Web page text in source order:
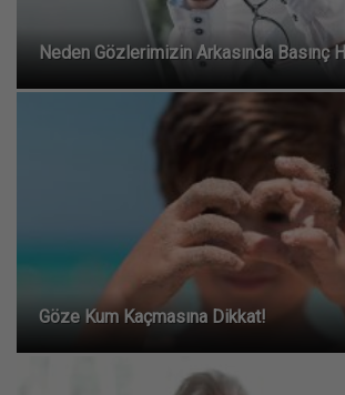
Neden Gözlerimizin Arkasında Basınç
Göze Kum Kaçmasına Dikkat!